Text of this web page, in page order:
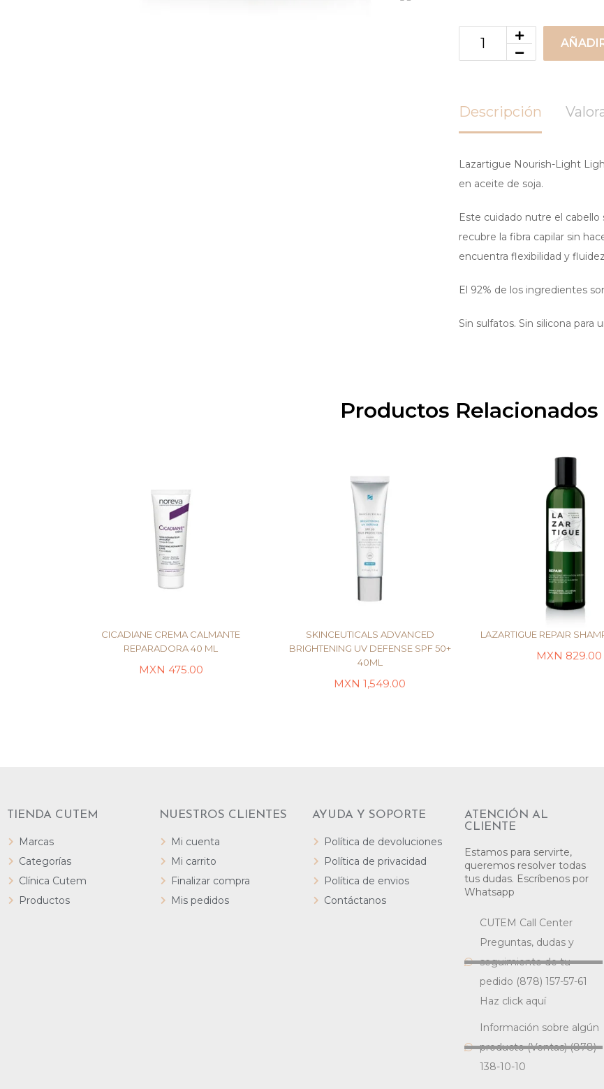
Descripción
Lazartigue Nourish-Light
en aceite de soja.
Este cuidado nutre el
recubre la fibra capilar sin
encuentra flexibilidad y
El 92% de los ingredientes
Sin sulfatos. Sin silicona para
Productos Relacionados
LAZARTIGUE REPAIR
829.00
AÑADIR AL CARRITO
SKINCEUTICALS ADVANCED
BRIGHTENING UV DEFENSE SPF 50+
40ML
1,549.00
CICADIANE CREMA CALMANTE
REPARADORA 40 ML
475.00
TIENDA CUTEM
Marcas
Categorías
Clínica Cutem
Productos
NUESTROS CLIENTES
Mi cuenta
Mi carrito
Finalizar compra
Mis pedidos
AYUDA Y SOPORTE
Política de devoluciones
Política de privacidad
Política de envios
Contáctanos
ATENCIÓN AL
CLIENTE
Estamos para servirte,
queremos resolver todas
tus dudas. Escríbenos por
Whatsapp
CUTEM Call Center
Preguntas, dudas y
seguimiento de tu
pedido (878) 157-57-61
Haz click aquí
Información sobre algún
producto (Ventas) (878)
138-10-10